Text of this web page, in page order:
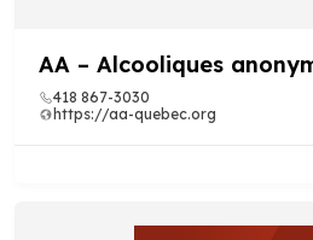
AA – Alcooliques
418 867-3030
https://aa-quebec.org